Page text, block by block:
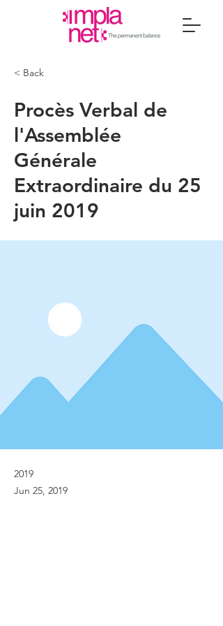
< Back
Procès Verbal de
l'Assemblée
Générale
Extraordinaire du 25
juin 2019
2019
Jun 25, 2019